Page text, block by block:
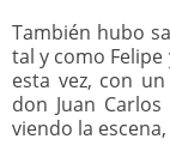
También hubo
tal y como
esta vez, con
don Juan
viendo la